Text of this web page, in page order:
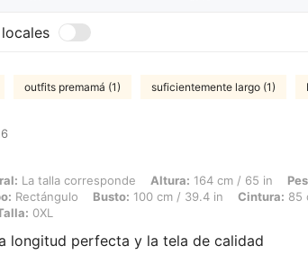
outfits premamá (1) suficientemente largo (1)
La talla corresponde, Altura: 164 cm / 65 in, Peso: 73 kg /
La talla corresponde Altura: 164 cm / 65 in
Rectángulo Busto: 100 cm / 39.4 in Cintura: 85
0XL
longitud perfecta y la tela de calidad